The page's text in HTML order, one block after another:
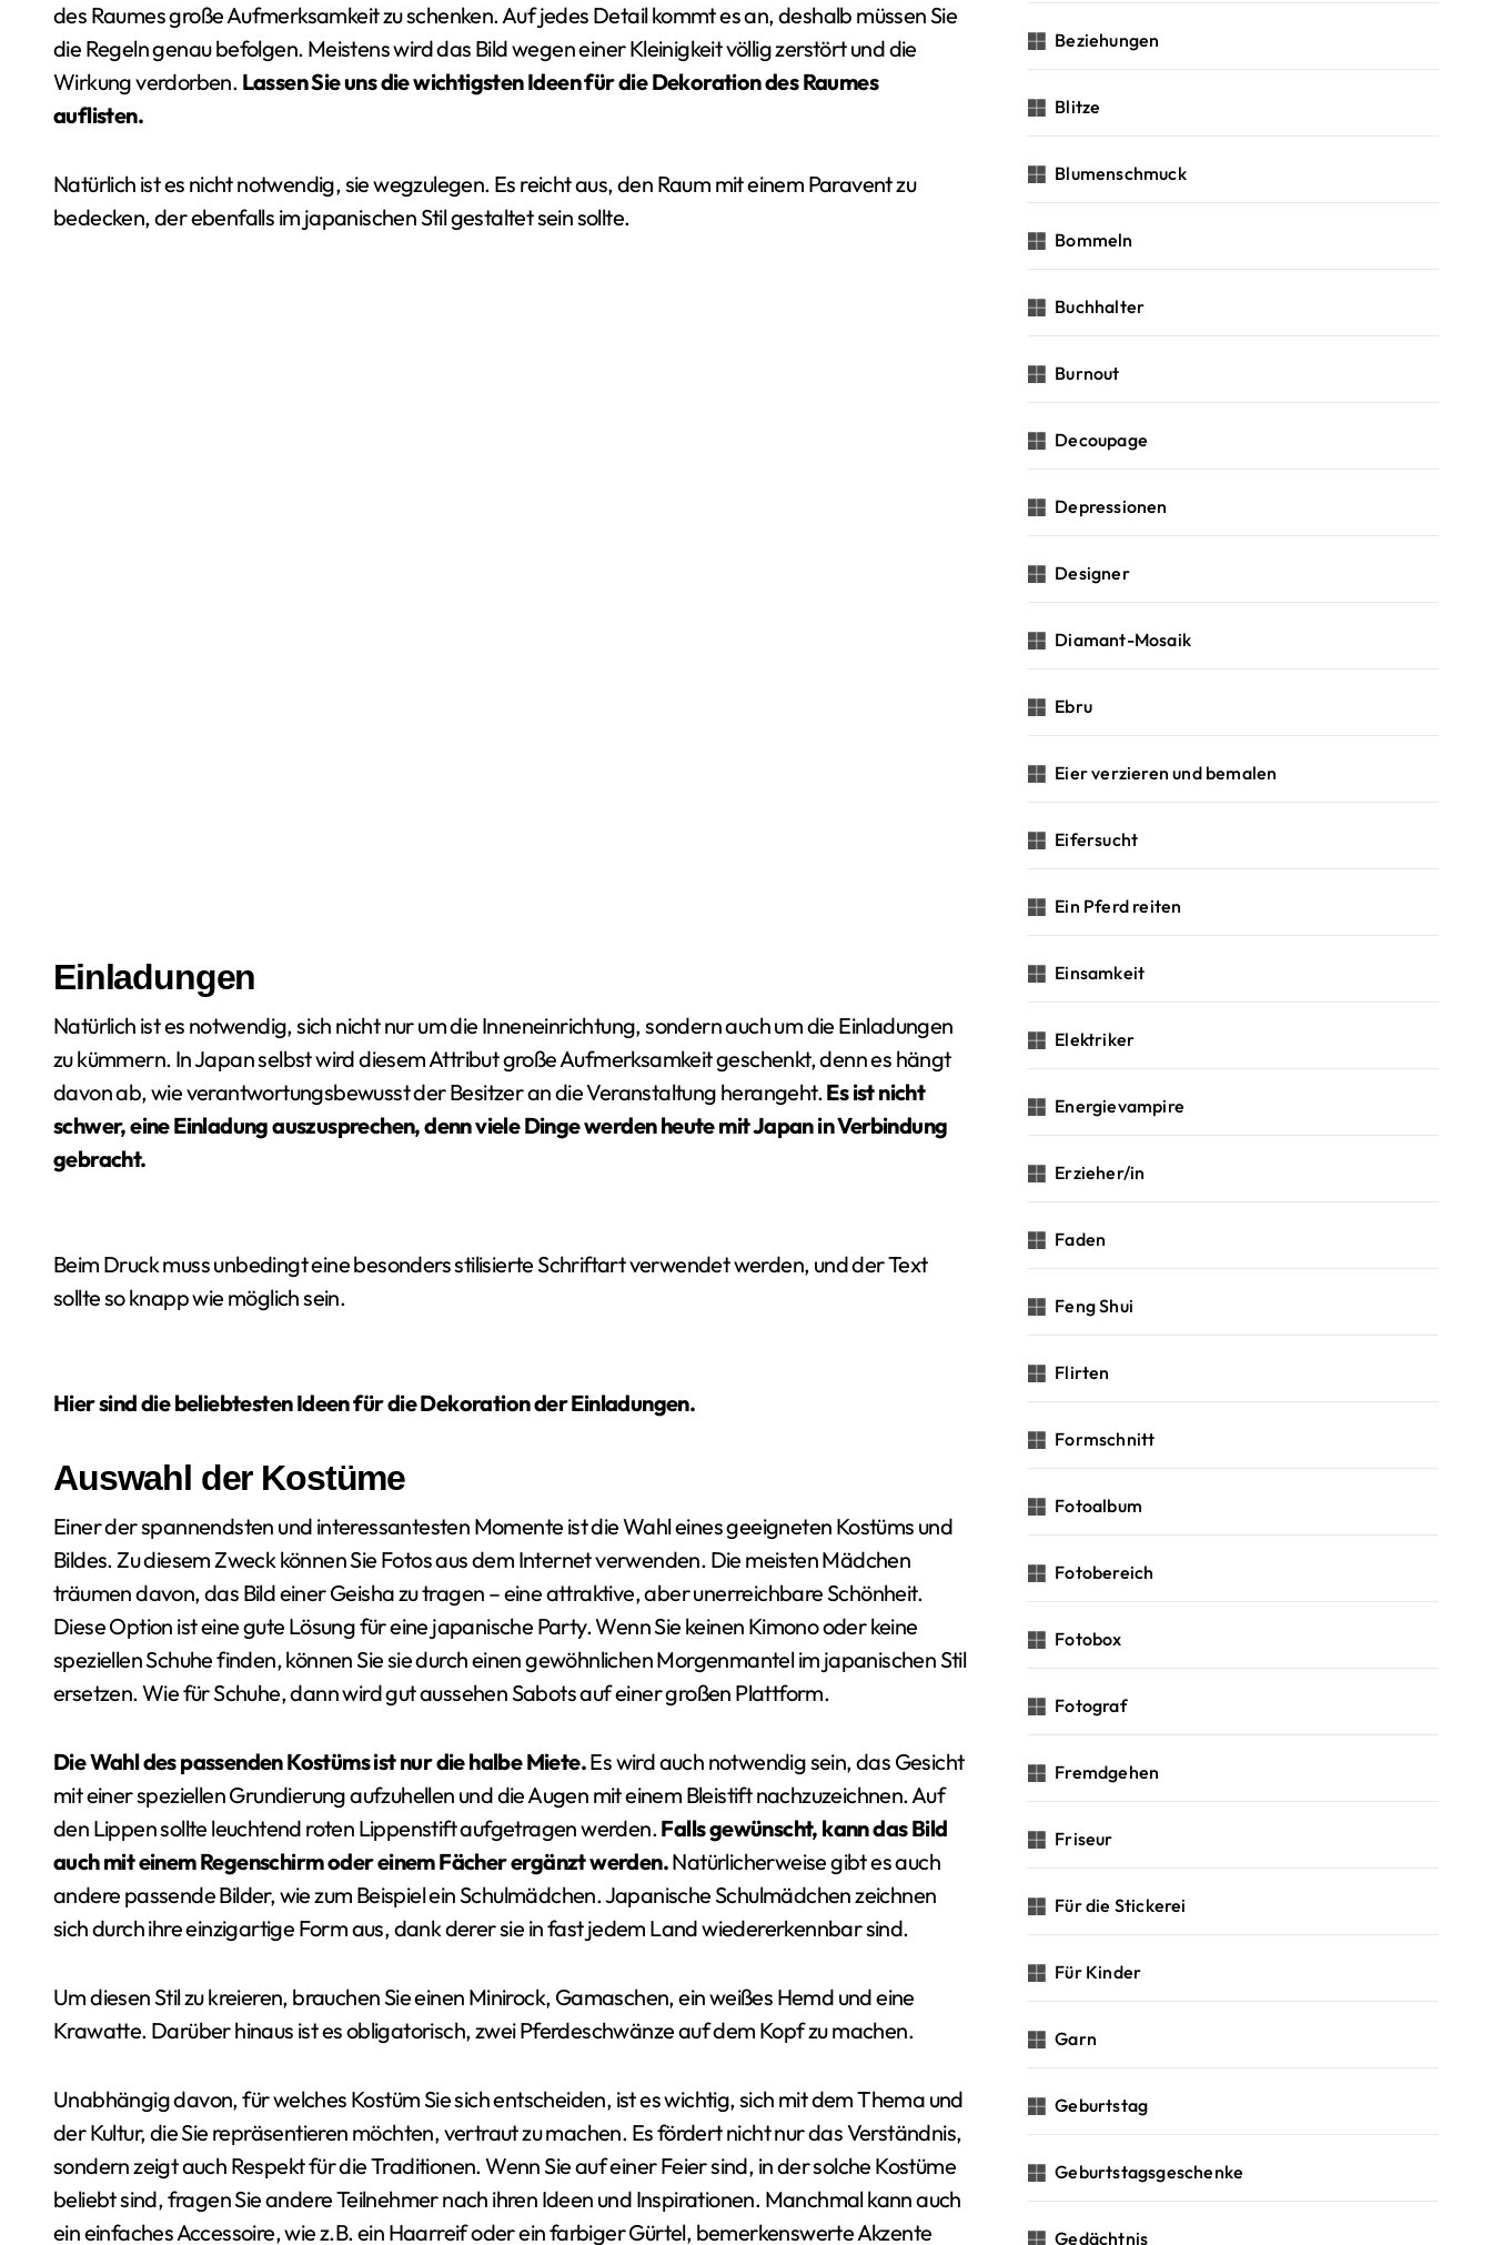
des Raumes große Aufmerksamkeit zu schenken. Auf jedes Detail kommt es an, deshalb müssen Sie
die Regeln genau befolgen. Meistens wird das Bild wegen einer Kleinigkeit völlig zerstört und die
Wirkung verdorben. Lassen Sie uns die wichtigsten Ideen für die Dekoration des Raumes
auflisten.
Natürlich ist es nicht notwendig, sie wegzulegen. Es reicht aus, den Raum mit einem Paravent zu
bedecken, der ebenfalls im japanischen Stil gestaltet sein sollte.
Einladungen
Natürlich ist es notwendig, sich nicht nur um die Inneneinrichtung, sondern auch um die Einladungen
zu kümmern. In Japan selbst wird diesem Attribut große Aufmerksamkeit geschenkt, denn es hängt
davon ab, wie verantwortungsbewusst der Besitzer an die Veranstaltung herangeht.Es ist nicht
schwer, eine Einladung auszusprechen, denn viele Dinge werden heute mit Japan in Verbindung
gebracht.
Beim Druck muss unbedingt eine besonders stilisierte Schriftart verwendet werden, und der Text
sollte so knapp wie möglich sein.
Hier sind die beliebtesten Ideen für die Dekoration der Einladungen.
Auswahl der Kostüme
Einer der spannendsten und interessantesten Momente ist die Wahl eines geeigneten Kostüms und
Bildes. Zu diesem Zweck können Sie Fotos aus dem Internet verwenden. Die meisten Mädchen
träumen davon, das Bild einer Geisha zu tragen – eine attraktive, aber unerreichbare Schönheit.
Diese Option ist eine gute Lösung für eine japanische Party. Wenn Sie keinen Kimono oder keine
speziellen Schuhe finden, können Sie sie durch einen gewöhnlichen Morgenmantel im japanischen Stil
ersetzen. Wie für Schuhe, dann wird gut aussehen Sabots auf einer großen Plattform.
Die Wahl des passenden Kostüms ist nur die halbe Miete.Es wird auch notwendig sein, das Gesicht
mit einer speziellen Grundierung aufzuhellen und die Augen mit einem Bleistift nachzuzeichnen. Auf
den Lippen sollte leuchtend roten Lippenstift aufgetragen werden.Falls gewünscht, kann das Bild
auch mit einem Regenschirm oder einem Fächer ergänzt werden.Natürlicherweise gibt es auch
andere passende Bilder, wie zum Beispiel ein Schulmädchen. Japanische Schulmädchen zeichnen
sich durch ihre einzigartige Form aus, dank derer sie in fast jedem Land wiedererkennbar sind.
Um diesen Stil zu kreieren, brauchen Sie einen Minirock, Gamaschen, ein weißes Hemd und eine
Krawatte. Darüber hinaus ist es obligatorisch, zwei Pferdeschwänze auf dem Kopf zu machen.
Unabhängig davon, für welches Kostüm Sie sich entscheiden, ist es wichtig, sich mit dem Thema und
der Kultur, die Sie repräsentieren möchten, vertraut zu machen. Es fördert nicht nur das Verständnis,
sondern zeigt auch Respekt für die Traditionen. Wenn Sie auf einer Feier sind, in der solche Kostüme
beliebt sind, fragen Sie andere Teilnehmer nach ihren Ideen und Inspirationen. Manchmal kann auch
ein einfaches Accessoire, wie z.B. ein Haarreif oder ein farbiger Gürtel, bemerkenswerte Akzente
Beziehungen
Blitze
Blumenschmuck
Bommeln
Buchhalter
Burnout
Decoupage
Depressionen
Designer
Diamant-Mosaik
Ebru
Eier verzieren und bemalen
Eifersucht
Ein Pferd reiten
Einsamkeit
Elektriker
Energievampire
Erzieher/in
Faden
Feng Shui
Flirten
Formschnitt
Fotoalbum
Fotobereich
Fotobox
Fotograf
Fremdgehen
Friseur
Für die Stickerei
Für Kinder
Garn
Geburtstag
Geburtstagsgeschenke
Gedächtnis